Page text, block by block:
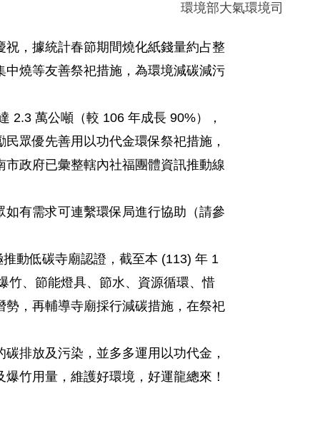
環境部大氣環境司
，據統計春節期間燒化紙錢量約占整
燒等友善祭祀措施，為環境減碳減污
2.3 萬公噸（較 106 年成長 90%），
眾優先善用以功代金環保祭祀措施，
政府已彙整轄內社福團體資訊推動線
有需求可連繫環保局進行協助（請參
動低碳寺廟認證，截至本 (113) 年 1
竹、節能燈具、節水、資源循環、惜
，再輔導寺廟採行減碳措施，在祭祀
排放及污染，並多多運用以功代金，
竹用量，維護好環境，好運龍總來！